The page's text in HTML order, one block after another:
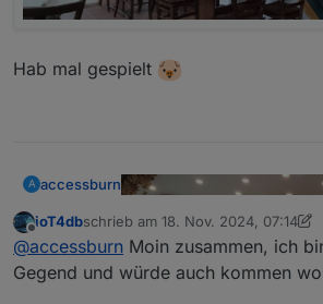
Hab mal gespielt
A accessburn
ioT4dbschrieb am 18. Nov. 2024, 07:14
zuletzt editiert von ioT4db
@accessburn Moin zusammen, ich
Gegend und würde auch kommen